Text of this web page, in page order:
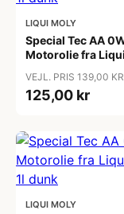
LIQUI MOLY
Special Tec AA
Motorolie fra
VEJL. PRIS 139,00 KR
125,00 kr
LIQUI MOLY